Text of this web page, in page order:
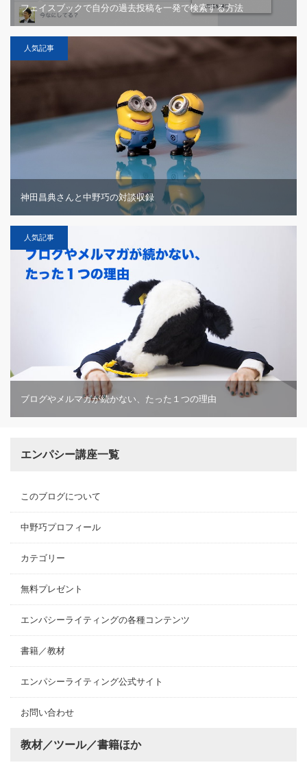
フェイスブックで自分の過去投稿を一発で検索する方法
人気記事
神田昌典さんと中野巧の対談収録
人気記事
ブログやメルマガが続かない、たった１つの理由
エンパシー講座一覧
このブログについて
中野巧プロフィール
カテゴリー
無料プレゼント
エンパシーライティングの各種コンテンツ
書籍／教材
エンパシーライティング公式サイト
お問い合わせ
教材／ツール／書籍ほか